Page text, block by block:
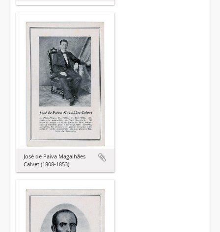
José de Paiva Magalhães
Calvet (1808-1853)